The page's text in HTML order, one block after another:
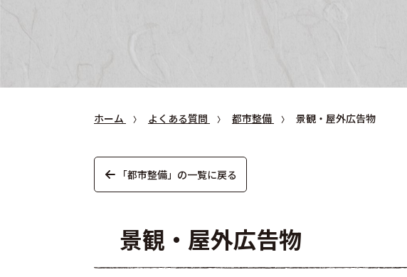
ホーム よくある質問 都市整備 景観・屋外広告物
「都市整備」の一覧に戻る
景観・屋外広告物